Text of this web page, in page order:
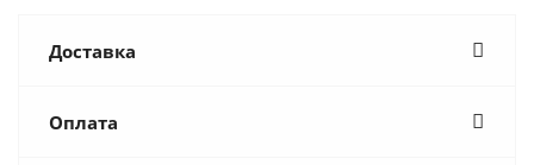
Доставка
Оплата